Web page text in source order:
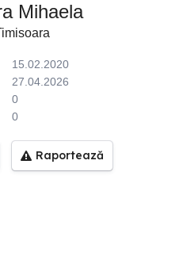
Mihaela
15.02.2020
27.04.2026
0
0
Raportează